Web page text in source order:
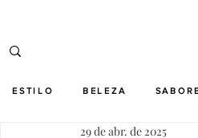
ESTILO BELEZA
29 de abr. de 2025